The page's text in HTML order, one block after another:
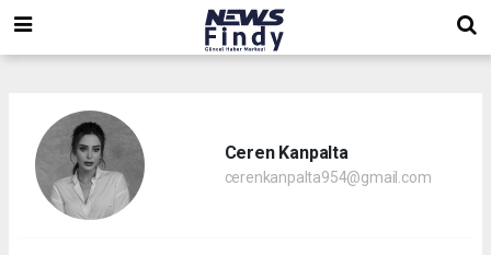
Ceren Kanpalta
cerenkanpalta954@gmail.com